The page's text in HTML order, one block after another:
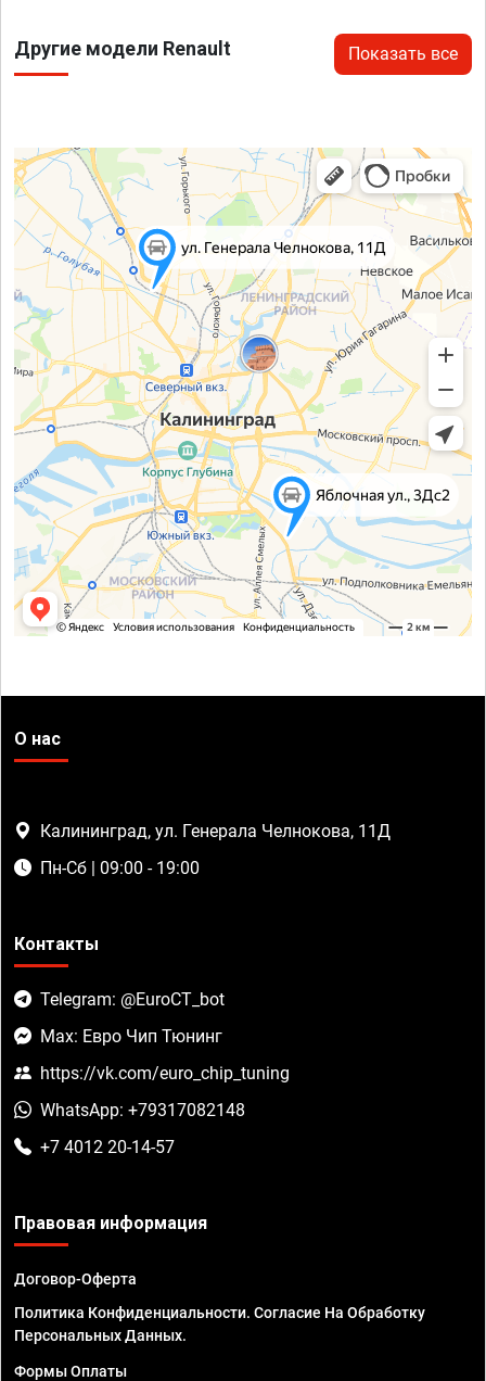
Другие модели Renault Показать все
О нас
Калининград, ул. Генерала Челнокова, 11Д
Пн-Сб | 09:00 - 19:00
Контакты
Telegram: @EuroCT_bot
Max: Евро Чип Тюнинг
https://vk.com/euro_chip_tuning
WhatsApp: +79317082148
+7 4012 20-14-57
Правовая информация
Договор-Оферта
Политика Конфиденциальности. Согласие На Обработку
Персональных Данных.
Формы Оплаты